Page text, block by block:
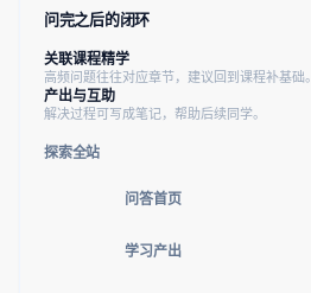
问完之后的闭环
关联课程精学
高频问题往往对应章节，建议回到课程补基础。
产出与互助
解决过程可写成笔记，帮助后续同学。
探索全站
问答首页
学习产出